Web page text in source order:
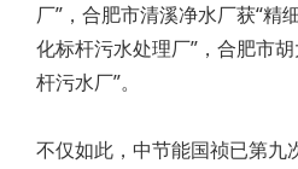
厂”，合肥市清溪净水厂获“精
化标杆污水处理厂”，合肥市
杆污水厂”。
不仅如此，中节能国祯已第九